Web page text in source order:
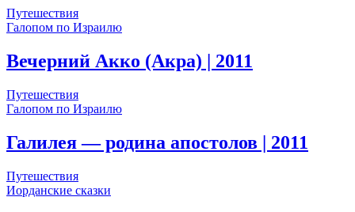
Путешествия
Галопом по Израилю
Вечерний Акко (Акра) | 2011
Путешествия
Галопом по Израилю
Галилея — родина апостолов | 2011
Путешествия
Иорданские сказки